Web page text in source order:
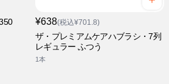
¥638(税込¥701.8)
ザ・プレミアムケアハブラシ・7列
レギュラー ふつう
1本